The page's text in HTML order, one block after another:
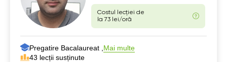
Costul lecției de
la 73 lei/oră
Pregatire Bacalaureat , Mai multe
43 lecții susținute